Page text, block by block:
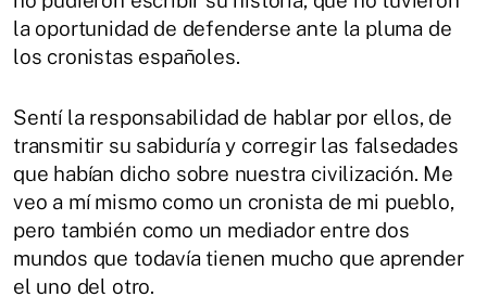
la oportunidad de defenderse ante la pluma de
los cronistas españoles.
Sentí la responsabilidad de hablar por ellos, de
transmitir su sabiduría y corregir las falsedades
que habían dicho sobre nuestra civilización. Me
veo a mí mismo como un cronista de mi pueblo,
pero también como un mediador entre dos
mundos que todavía tienen mucho que aprender
el uno del otro.